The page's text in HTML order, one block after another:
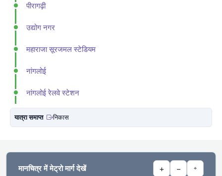
पीरागढ़ी
उद्योग नगर
महाराजा सूरजमल स्टेडियम
नांगलोई
नांगलोई रेलवे स्टेशन
यात्रा समाप्त निकास
मानचित्र में मेट्रो मार्ग देखें + − ⌖